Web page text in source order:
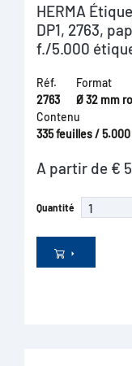
HERMA
DP1, 2763,
f./5.000
Réf.
2763
Format
Ø 32 mm
Contenu
335 feuilles /
A partir de €
Quantité